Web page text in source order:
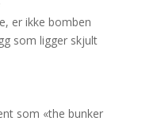
er ikke bomben
som ligger skjult
som «the bunker